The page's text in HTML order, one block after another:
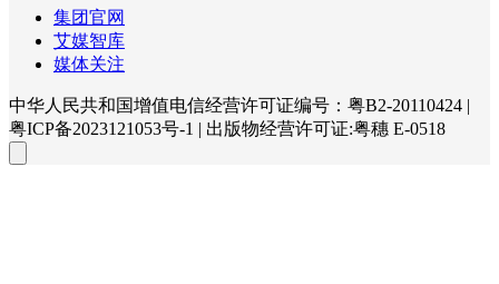
集团官网
艾媒智库
媒体关注
中华人民共和国增值电信经营许可证编号：粤B2-20110424 |
粤ICP备2023121053号-1 | 出版物经营许可证:粤穗 E-0518